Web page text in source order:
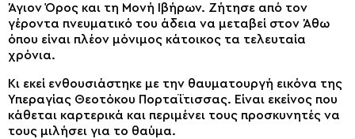
Άγιον Όρος και τη Μονή Ιβήρων. Ζήτησε από τον
γέροντα πνευματικό του άδεια να μεταβεί στον Άθω
όπου είναι πλέον μόνιμος κάτοικος τα τελευταία
χρόνια.
Κι εκεί ενθουσιάστηκε με την θαυματουργή εικόνα της
Υπεραγίας Θεοτόκου Πορταΐτισσας. Είναι εκείνος που
κάθεται καρτερικά και περιμένει τους προσκυνητές να
τους μιλήσει για το θαύμα.